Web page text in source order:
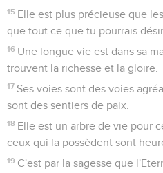
15 Elle est plus précieuse que
que tout ce que tu pourrais
16 Une longue vie est dans sa
trouvent la richesse et la gloire.
17 Ses voies sont des voies
sont des sentiers de paix.
18 Elle est un arbre de vie pour
ceux qui la possèdent sont
19 C'est par la sagesse que